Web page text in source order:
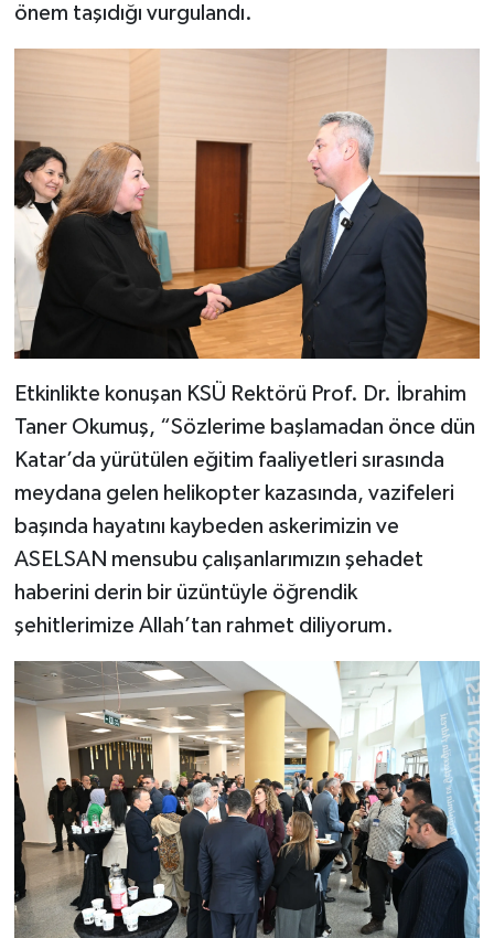
önem taşıdığı vurgulandı.
Etkinlikte konuşan KSÜ Rektörü Prof. Dr. İbrahim
Taner Okumuş, “Sözlerime başlamadan önce dün
Katar’da yürütülen eğitim faaliyetleri sırasında
meydana gelen helikopter kazasında, vazifeleri
başında hayatını kaybeden askerimizin ve
ASELSAN mensubu çalışanlarımızın şehadet
haberini derin bir üzüntüyle öğrendik
şehitlerimize Allah’tan rahmet diliyorum.